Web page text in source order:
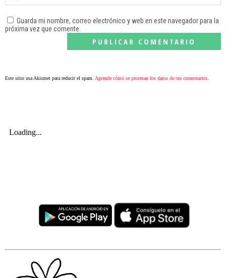
Guarda mi nombre, correo electrónico y web en este navegador para la
próxima vez que comente.
Este sitio usa Akismet para reducir el spam. Aprende cómo se procesan los datos de tus comentarios